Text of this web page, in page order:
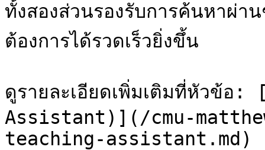
ทั้งสองส่วนรองรับการค้นหาผ่
ต้องการได้รวดเร็วยิ่งขึ้น
ดูรายละเอียดเพิ่มเติมที่หัวข้
Assistant)](/cmu-
teaching-assistant.md)